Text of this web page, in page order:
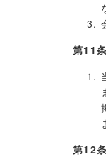
第11
第12